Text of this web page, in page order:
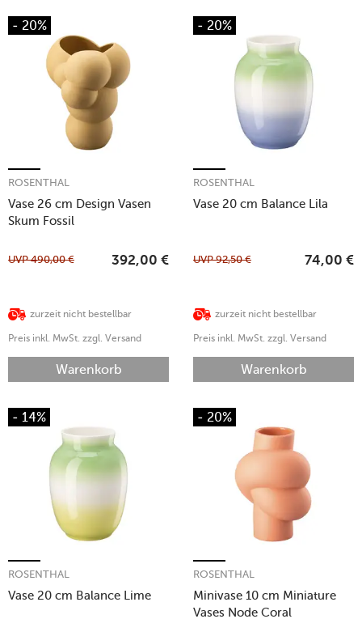
- 20%
Vase 26 cm Design Vasen
Skum Fossil
ROSENTHAL
zurzeit nicht bestellbar
UVP490,00 € 392,00 €
Preis inkl. MwSt. zzgl. Versand
Warenkorb
- 20%
Vase 20 cm Balance Lila
ROSENTHAL
zurzeit nicht bestellbar
UVP92,50 € 74,00 €
Preis inkl. MwSt. zzgl. Versand
Warenkorb
- 14%
Vase 20 cm Balance Lime
ROSENTHAL
- 20%
Minivase 10 cm Miniature
Vases Node Coral
ROSENTHAL